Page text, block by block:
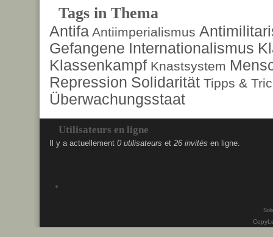
Tags in Thema
Antifa Antiimperialismus
Gefangene Internationalismus
Klassenkampf Knastsystem
Repression Solidarität Tipps &
Überwachungsstaat
Utilisateurs en ligne
Il y a actuellement 0 utilisateurs et 26 invités en ligne.